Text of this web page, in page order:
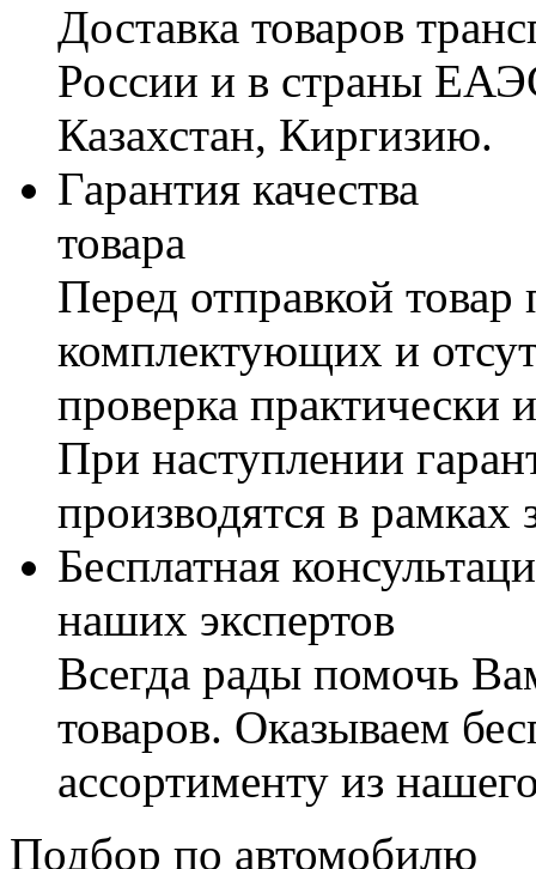
Доставка товаров
России и в страны
Казахстан, Киргизию.
Гарантия качества
товара
Перед отправкой товар
комплектующих и
проверка практически
При наступлении
производятся в рамках
Бесплатная
наших экспертов
Всегда рады помочь
товаров. Оказываем
ассортименту из
Подбор по автомобилю